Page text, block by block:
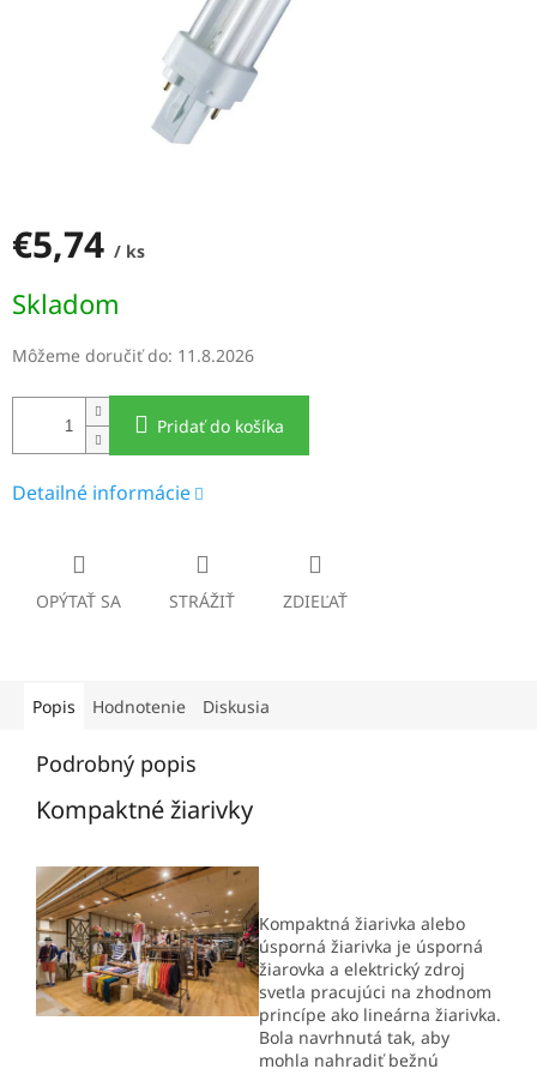
€5,74 / ks
cena:
Skladom
Môžeme doručiť do: 11.8.2026
Pridať do košíka
Detailné informácie
OPÝTAŤ SA STRÁŽIŤ ZDIEĽAŤ
Popis Hodnotenie Diskusia
Podrobný popis
Kompaktné žiarivky
Kompaktná žiarivka alebo
úsporná žiarivka je úsporná
žiarovka a elektrický zdroj
svetla pracujúci na zhodnom
princípe ako lineárna žiarivka.
Bola navrhnutá tak, aby
mohla nahradiť bežnú